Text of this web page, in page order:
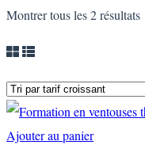
Montrer tous les2résultats
Ajouter au panier